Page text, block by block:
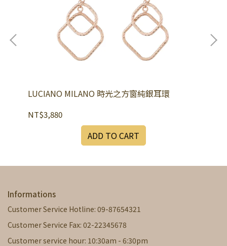
LUCIANO MILANO 時光之方窗純銀耳環
NT$3,880
ADD TO CART
Informations
Customer Service Hotline: 09-87654321
Customer Service Fax: 02-22345678
Customer service hour: 10:30am - 6:30pm